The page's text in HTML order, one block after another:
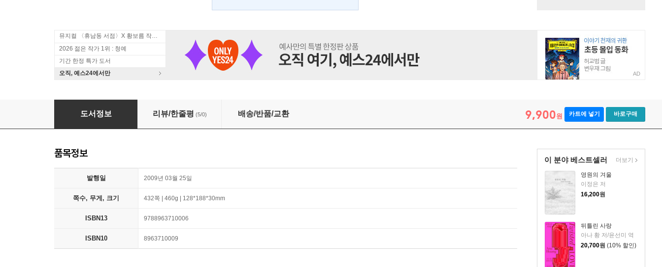
뮤지컬 〈휴남동 서점〉X 황보름 작가 북토크
2026 젊은 작가 1위 : 청예
기간 한정 특가 도서
오직, 예스24에서만
AD
도서정보 리뷰/한줄평 (5/0) 배송/반품/교환 9,900원 카트에 넣기 바로구매
이 분야 베스트셀러
영원의 겨울
이정은 저
16,200원
뒤틀린 사랑
아나 황 저/윤선미 역
20,700원 (10% 할인)
더보기
품목정보
발행일 2009년 03월 25일
쪽수, 무게, 크기 432쪽 | 460g | 128*188*30mm
ISBN13 9788963710006
ISBN10 8963710009